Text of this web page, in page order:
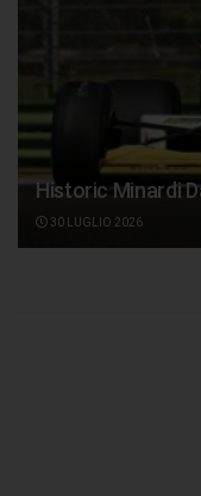
Historic Minardi
30 LUGLIO 2026